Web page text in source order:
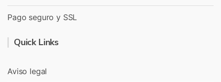
Pago seguro y SSL
Quick Links
Aviso legal